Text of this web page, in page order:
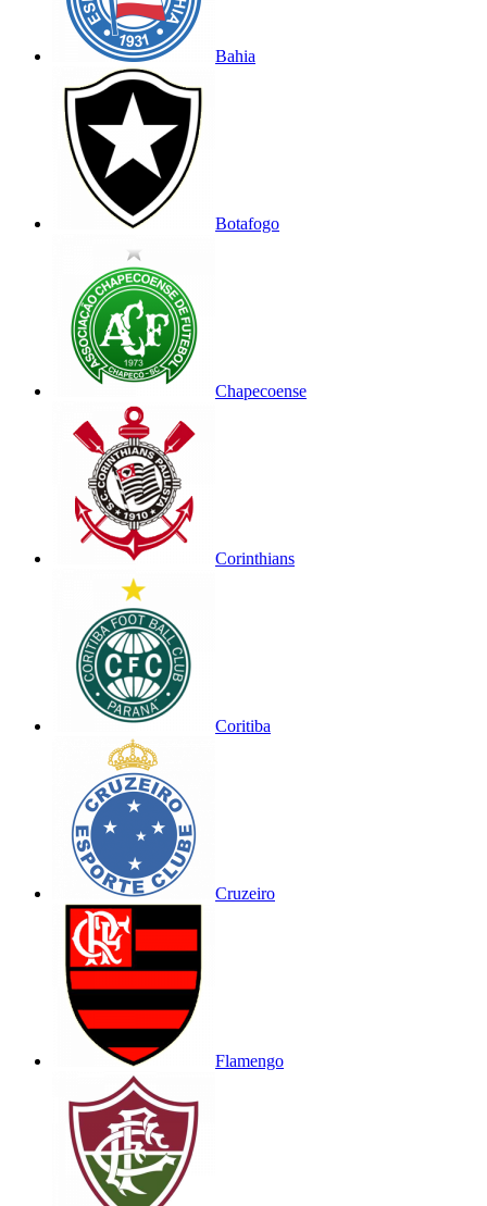
Bahia
Botafogo
Chapecoense
Corinthians
Coritiba
Cruzeiro
Flamengo